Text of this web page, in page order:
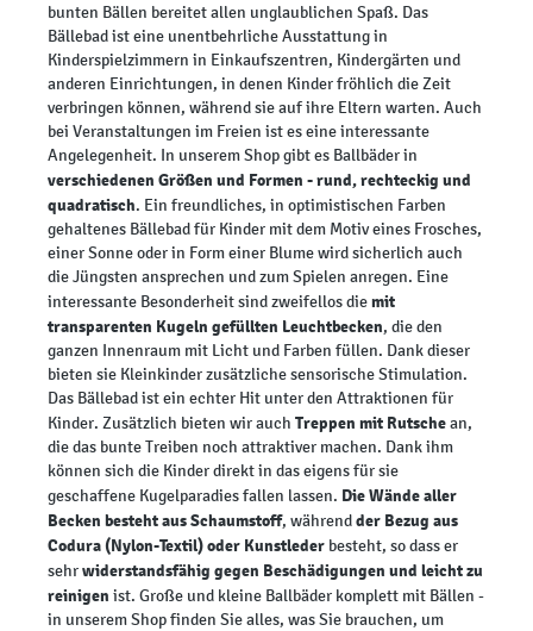
bunten Bällen bereitet allen unglaublichen Spaß. Das
Bällebad ist eine unentbehrliche Ausstattung in
Kinderspielzimmern in Einkaufszentren, Kindergärten und
anderen Einrichtungen, in denen Kinder fröhlich die Zeit
verbringen können, während sie auf ihre Eltern warten. Auch
bei Veranstaltungen im Freien ist es eine interessante
Angelegenheit. In unserem Shop gibt es Ballbäder in
verschiedenen Größen und Formen - rund, rechteckig und
quadratisch. Ein freundliches, in optimistischen Farben
gehaltenes Bällebad für Kinder mit dem Motiv eines Frosches,
einer Sonne oder in Form einer Blume wird sicherlich auch
die Jüngsten ansprechen und zum Spielen anregen. Eine
interessante Besonderheit sind zweifellos diemit
transparenten Kugeln gefüllten Leuchtbecken, die den
ganzen Innenraum mit Licht und Farben füllen. Dank dieser
bieten sie Kleinkinder zusätzliche sensorische Stimulation.
Das Bällebad ist ein echter Hit unter den Attraktionen für
Kinder. Zusätzlich bieten wir auch Treppen mit Rutschean,
die das bunte Treiben noch attraktiver machen. Dank ihm
können sich die Kinder direkt in das eigens für sie
geschaffene Kugelparadies fallen lassen. Die Wände aller
Becken besteht aus Schaumstoff, währendder Bezug aus
Codura (Nylon-Textil) oder Kunstleder besteht, so dass er
sehrwiderstandsfähig gegen Beschädigungen und leicht zu
reinigen ist. Große und kleine Ballbäder komplett mit Bällen -
in unserem Shop finden Sie alles, was Sie brauchen, um